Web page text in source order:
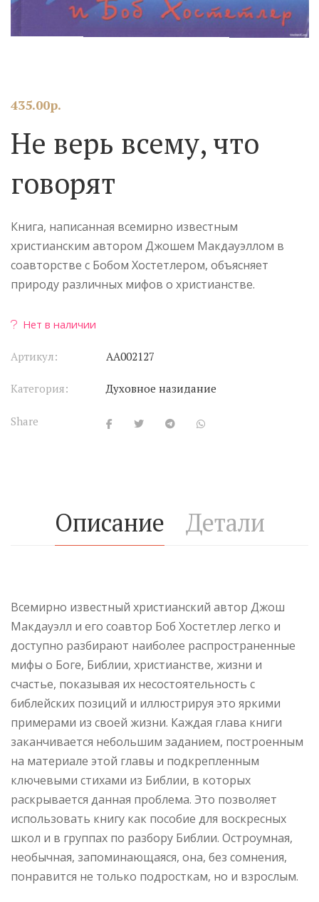
435.00р.
Не верь всему, что
говорят
Книга, написанная всемирно известным
христианским автором Джошем Макдауэллом в
соавторстве с Бобом Хостетлером, объясняет
природу различных мифов о христианстве.
Нет в наличии
Артикул: АА002127
Категория: Духовное назидание
Share
Описание Детали
Всемирно известный христианский автор Джош
Макдауэлл и его соавтор Боб Хостетлер легко и
доступно разбирают наиболее распространенные
мифы о Боге, Библии, христианстве, жизни и
счастье, показывая их несостоятельность с
библейских позиций и иллюстрируя это яркими
примерами из своей жизни. Каждая глава книги
заканчивается небольшим заданием, построенным
на материале этой главы и подкрепленным
ключевыми стихами из Библии, в которых
раскрывается данная проблема. Это позволяет
использовать книгу как пособие для воскресных
школ и в группах по разбору Библии. Остроумная,
необычная, запоминающаяся, она, без сомнения,
понравится не только подросткам, но и взрослым.